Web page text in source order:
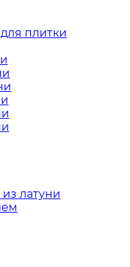
плитки
латуни